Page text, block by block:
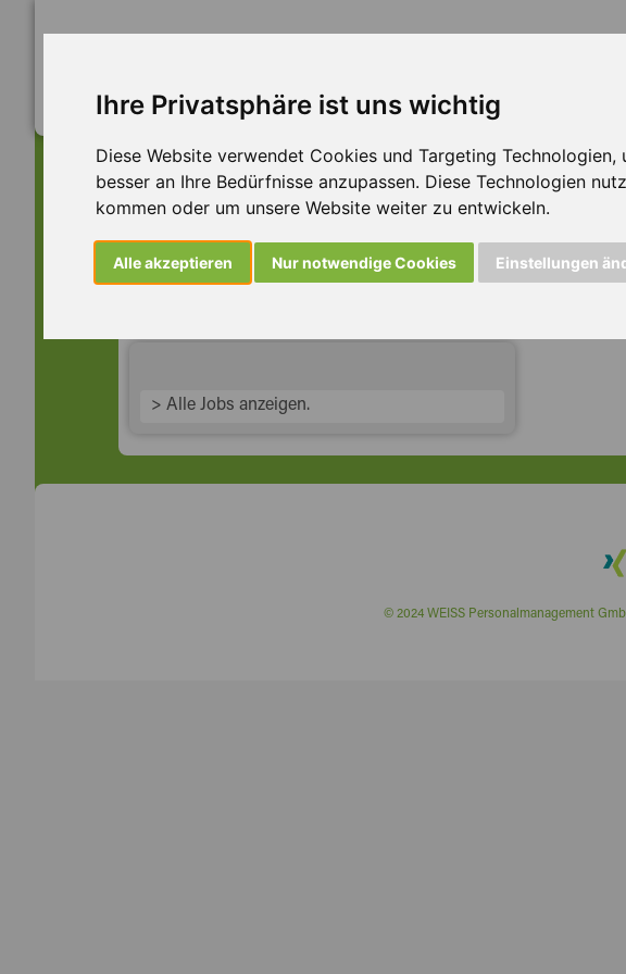
Ihre Privatsphäre ist uns wichtig
Diese Website verwendet Cookies und Targeting
besser an Ihre Bedürfnisse anzupassen. Diese Technologien
kommen oder um unsere Website weiter zu entwickeln.
Alle akzeptieren Nur notwendige Cookies Einstellungen
Dieser Job ist leider nicht
... aber vielleicht ist hier etwas dabei:
> Alle Jobs anzeigen.
© 2024 WEISS Personalmanagement